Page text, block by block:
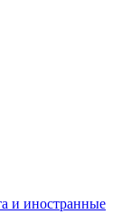
и иностранные